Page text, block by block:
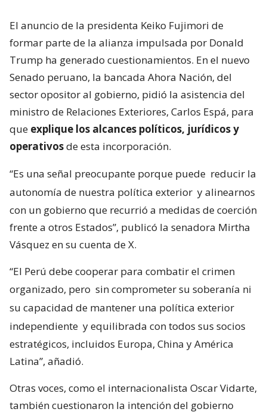
El anuncio de la presidenta Keiko Fujimori de
formar parte de la alianza impulsada por Donald
Trump ha generado cuestionamientos. En el nuevo
Senado peruano, la bancada Ahora Nación, del
sector opositor al gobierno, pidió la asistencia del
ministro de Relaciones Exteriores, Carlos Espá, para
que explique los alcances políticos, jurídicos y
operativosde esta incorporación.
“Es una señal preocupante porque puede reducir la
autonomía de nuestra política exterior y alinearnos
con un gobierno que recurrió a medidas de coerción
frente a otros Estados”, publicó la senadora Mirtha
Vásquez en su cuenta de X.
“El Perú debe cooperar para combatir el crimen
organizado, pero sin comprometer su soberanía ni
su capacidad de mantener una política exterior
independiente y equilibrada con todos sus socios
estratégicos, incluidos Europa, China y América
Latina”, añadió.
Otras voces, como el internacionalista Oscar Vidarte,
también cuestionaron la intención del gobierno